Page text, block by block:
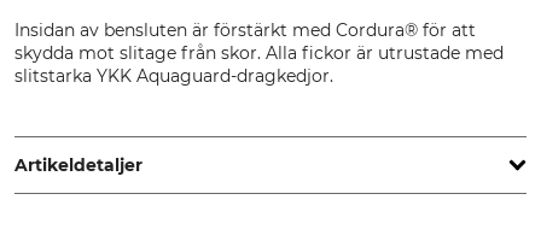
Insidan av bensluten är förstärkt med Cordura® för att
skydda mot slitage från skor. Alla fickor är utrustade med
slitstarka YKK Aquaguard-dragkedjor.
Artikeldetaljer